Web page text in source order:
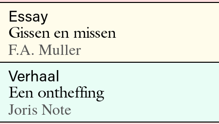
Essay
Gissen en missen
F.A. Muller
Verhaal
Een ontheffing
Joris Note